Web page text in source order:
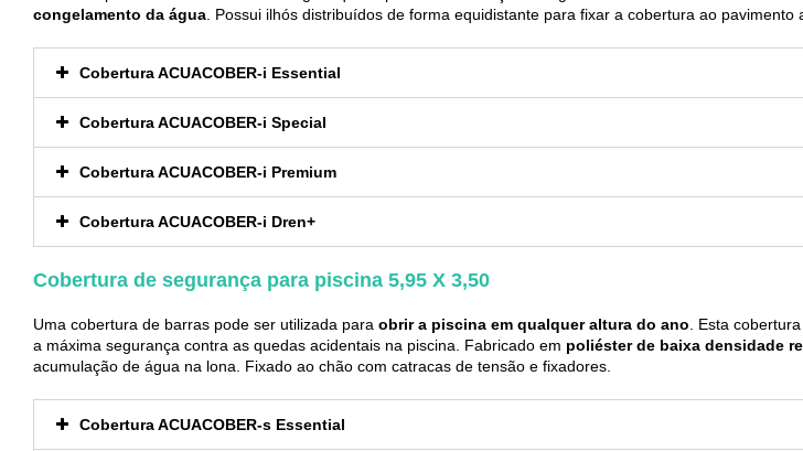
congelamento da água . Possui ilhós distribuídos de forma equidistante para fixar a cobertura ao
Cobertura ACUACOBER-i Essential
Cobertura ACUACOBER-i Special
Cobertura ACUACOBER-i Premium
Cobertura ACUACOBER-i Dren+
Cobertura de segurança para piscina 5,95 X 3,50
Uma cobertura de barras pode ser utilizada para obrir a piscina em qualquer altura do ano . Esta
a máxima segurança contra as quedas acidentais na piscina. Fabricado em poliéster de baixa densidade
acumulação de água na lona. Fixado ao chão com catracas de tensão e fixadores.
Cobertura ACUACOBER-s Essential